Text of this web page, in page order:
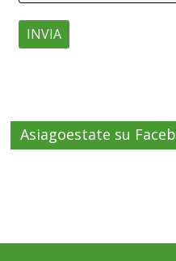
Asiagoestate su